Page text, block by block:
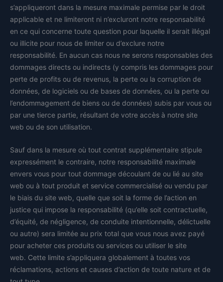
s’appliqueront dans la mesure maximale permise par le droit
applicable et ne limiteront ni n’excluront notre responsabilité
en ce qui concerne toute question pour laquelle il serait illégal
ou illicite pour nous de limiter ou d’exclure notre
responsabilité. En aucun cas nous ne serons responsables des
dommages directs ou indirects (y compris les dommages pour
perte de profits ou de revenus, la perte ou la corruption de
données, de logiciels ou de bases de données, ou la perte ou
l’endommagement de biens ou de données) subis par vous ou
par une tierce partie, résultant de votre accès à notre site
web ou de son utilisation.
Sauf dans la mesure où tout contrat supplémentaire stipule
expressément le contraire, notre responsabilité maximale
envers vous pour tout dommage découlant de ou lié au site
web ou à tout produit et service commercialisé ou vendu par
le biais du site web, quelle que soit la forme de l’action en
justice qui impose la responsabilité (qu’elle soit contractuelle,
d’équité, de négligence, de conduite intentionnelle, délictuelle
ou autre) sera limitée au prix total que vous nous avez payé
pour acheter ces produits ou services ou utiliser le site
web. Cette limite s’appliquera globalement à toutes vos
réclamations, actions et causes d’action de toute nature et de